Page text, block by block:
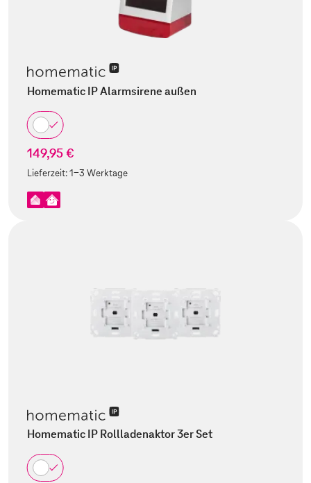
Homematic IP Alarmsirene außen
149,95 €
Lieferzeit:1-3 Werktage
Homematic IP Rollladenaktor 3er Set